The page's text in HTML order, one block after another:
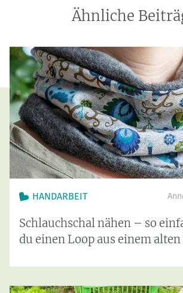
Ähnliche
HANDARBEIT
Schlauchschal nähen – so
du einen Loop aus einem